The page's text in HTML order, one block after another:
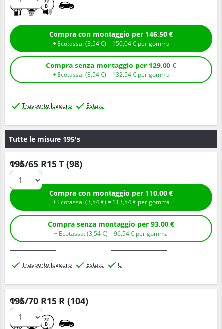
72
B
Compra con montaggio per 146,50 €
+ Ecotassa: (3,54€ ) = 150,04€ per gomma
Compra senza montaggio per 129,00 €
+ Ecotassa: (3,54€ ) = 132,54€ per gomma
Trasporto leggero Estate
Tutte le misure 195's
195/65 R15 T (98)
Q.tà
Compra con montaggio per 110,00 €
+ Ecotassa: (3,54€ ) = 113,54€ per gomma
Compra senza montaggio per 93,00 €
+ Ecotassa: (3,54€ ) =96,54€ per gomma
Trasporto leggero Estate C
195/70 R15 R (104)
72
B
Q.tà